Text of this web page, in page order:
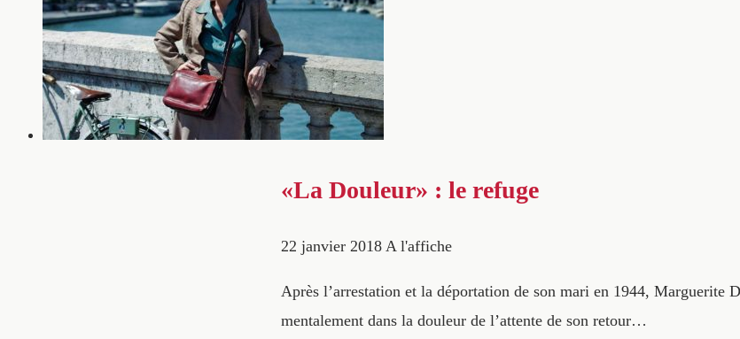
«La Douleur» : le refuge
22 janvier 2018 A l'affiche
Après l’arrestation et la déportation de son mari en 1944, Marguerite
mentalement dans la douleur de l’attente de son retour…